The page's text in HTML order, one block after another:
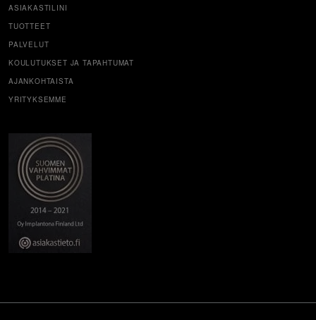
ASIAKASTILINI
TUOTTEET
PALVELUT
KOULUTUKSET JA TAPAHTUMAT
AJANKOHTAISTA
YRITYKSEMME